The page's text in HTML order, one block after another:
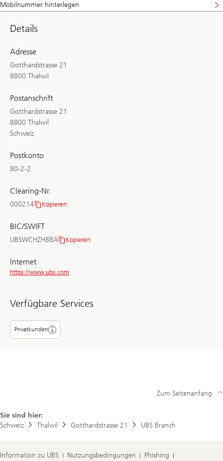
Mobilnummer hinterlegen
Details
Adresse
Gotthardstrasse 21
8800 Thalwil
Postanschrift
Gotthardstrasse 21
8800 Thalwil
Schweiz
Postkonto
80-2-2
Clearing-Nr.
000214
Kopieren
BIC/SWIFT
UBSWCHZH88A
Kopieren
Internet
https://www.ubs.com
Verfügbare Services
Privatkunden
Sie sind hier:
Schweiz
Thalwil Gotthardstrasse 21 UBS Branch
Zum Seitenanfang
Information zu UBS Nutzungsbedingungen Phishing